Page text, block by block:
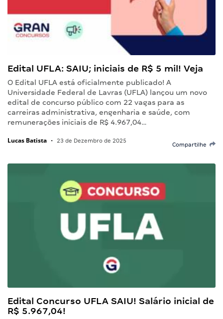
Edital UFLA: SAIU; iniciais de R$ 5 mil! Veja
O Edital UFLA está oficialmente publicado! A
Universidade Federal de Lavras (UFLA) lançou um novo
edital de concurso público com 22 vagas para as
carreiras administrativa, engenharia e saúde, com
remunerações iniciais de R$ 4.967,04…
Lucas Batista • 23 de Dezembro de 2025
Compartilhe
Edital Concurso UFLA SAIU! Salário inicial de
R$ 5.967,04!